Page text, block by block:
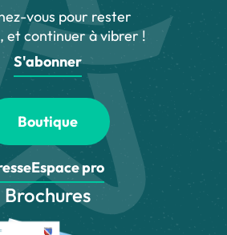
vous pour rester
et continuer à vibrer !
S'abonner
Boutique
Espace pro
Brochures